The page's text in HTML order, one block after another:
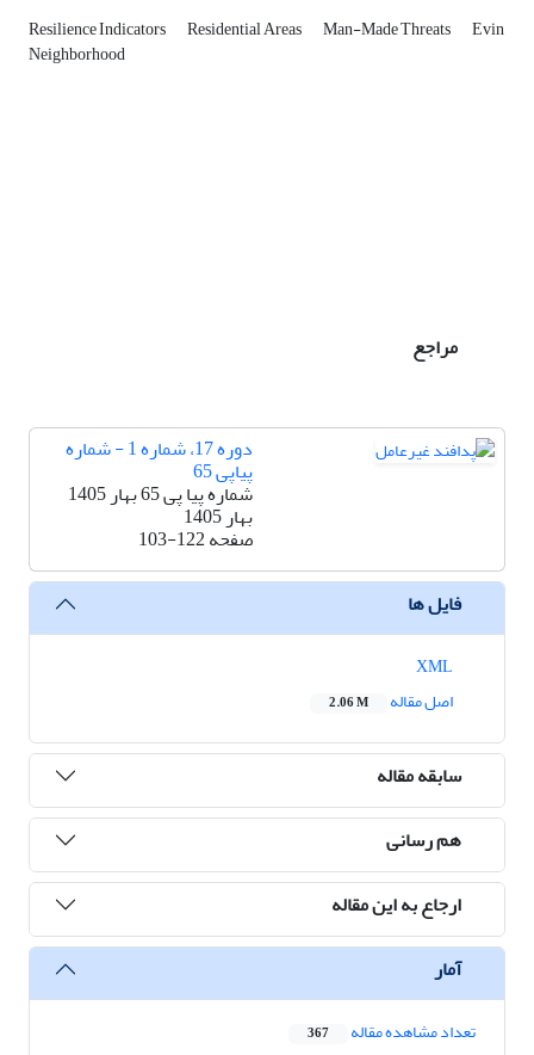
Resilience Indicators Residential Areas Man-Made Threats Evin
Neighborhood
مراجع
دوره 17، شماره 1 - شماره
پیاپی 65
شماره پیا پی 65 بهار 1405
بهار 1405
صفحه103-122
فایل ها
اصل مقاله
2.06 M
سابقه مقاله
هم رسانی
ارجاع به این مقاله
آمار
تعداد مشاهده مقاله 367